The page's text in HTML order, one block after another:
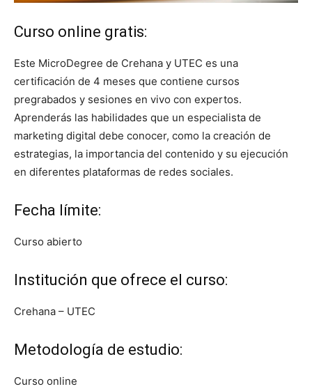
Curso online gratis:
Este MicroDegree de Crehana y UTEC es una
certificación de 4 meses que contiene cursos
pregrabados y sesiones en vivo con expertos.
Aprenderás las habilidades que un especialista de
marketing digital debe conocer, como la creación de
estrategias, la importancia del contenido y su ejecución
en diferentes plataformas de redes sociales.
Fecha límite:
Curso abierto
Institución que ofrece el curso:
Crehana – UTEC
Metodología de estudio:
Curso online